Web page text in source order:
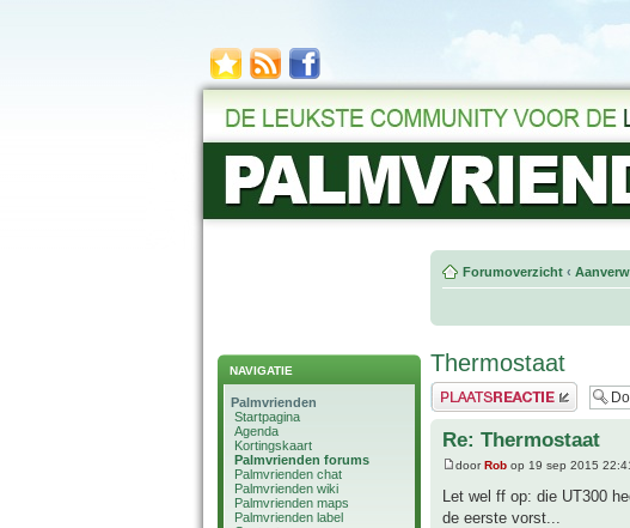
NAVIGATIE
Palmvrienden
Startpagina
Agenda
Kortingskaart
Palmvrienden forums
Palmvrienden chat
Palmvrienden wiki
Palmvrienden maps
Palmvrienden label
Forumoverzicht ‹
Thermostaat
Plaats een reactie
Re: Thermostaat
doorRob op 19 sep 2015
Let wel ff op: die UT300
de eerste vorst...